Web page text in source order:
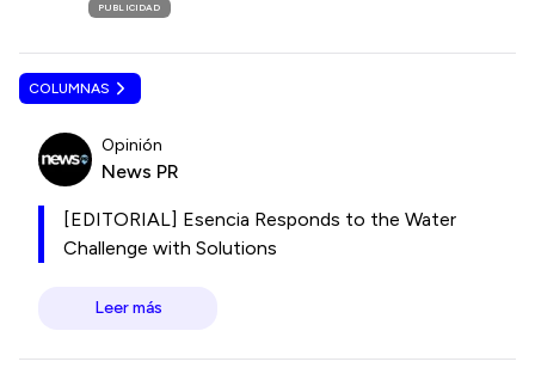
PUBLICIDAD
COLUMNAS
Opinión
News PR
[EDITORIAL] Esencia Responds to the Water
Challenge with Solutions
Leer más